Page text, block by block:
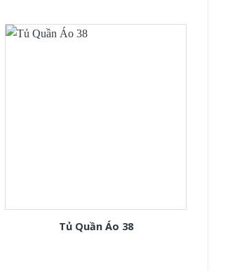
Tủ Quần Áo 38